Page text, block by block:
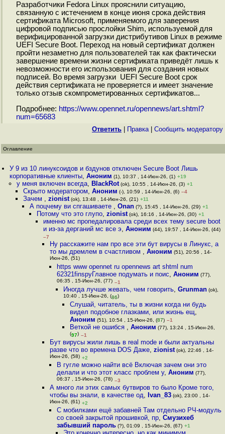
Разработчики Fedora Linux прояснили ситуацию,
связанную с истечением в конце июня срока действия
сертификата Microsoft, применяемого для заверения
цифровой подписью прослойки Shim, используемой для
верифицированной загрузки дистрибутивов Linux в режиме
UEFI Secure Boot. Переход на новый сертификат должен
пройти незаметно для пользователей так как фактически
завершение времени жизни сертификата приведёт лишь к
невозможности его использования для создания новых
подписей. Во время загрузки UEFI Secure Boot срок
действия сертификата не проверяется и имеет значение
только отзыв скомпрометированных сертификатов...
Подробнее: https://www.opennet.ru/opennews/art.shtml?
num=65683
Ответить Правка| Cообщить модератору
Оглавление
У 9 из 10 линуксоидов и бздунов отключен Secure Boot Лишь
корпоративные клиенты,Аноним (1), 10:37 , 14-Июн-26, (1) +19
у меня включен всегда, BlackRot(ok), 10:55 , 14-Июн-26, (3) +1
Скрыто модератором, Аноним (-), 10:59 , 14-Июн-26, (6) –4
Зачем , zionist(ok), 13:48 , 14-Июн-26, (21) +11
А поцчему ви спгашиваете ,Onan (?), 15:45 , 14-Июн-26, (29) +1
Потому что это глупо, zionist(ok), 16:16 , 14-Июн-26, (30) +1
именно мс пропедалировала среди всех тему secure boot
и из-за дерганий мс все э, Аноним (44), 19:57 , 14-Июн-26, (44)
–7
Ну расскажите нам про все эти бут вирусы в Линукс, а
то мы дремлем в счастливом ,Аноним (51), 20:56 , 14-
Июн-26, (51)
https www opennet ru opennews art shtml num
62321finspyГлавное подумать и поис, Аноним (77),
06:35 , 15-Июн-26, (77) –1
Иногда лучше жевать, чем говорить, Grunman(ok),
10:40 , 15-Июн-26, (86)
Слушай, читатель, ты в жизни когда ни будь
видел подобное глазками, или жизнь ещ,
Аноним (51), 10:54 , 15-Июн-26, (87) –1
Веткой не ошибся ,Аноним (77), 13:24 , 15-Июн-26,
(97) –1
Бут вирусы жили лишь в real mode и были актуальны
разве что во времена DOS Даже,zionist (ok), 22:46 , 14-
Июн-26, (58) +2
В гугле можно найти всё Включая зачем они это
делали и что этот класс проблем у, Аноним (77),
06:37 , 15-Июн-26, (78) –3
А много ли этих самых бутвиров то было Кроме того,
чтобы вы знали, в качестве од, Ivan_83 (ok), 23:00 , 14-
Июн-26, (61) +2
С мобилками ещё забавней Там отдельно РЧ-модуль
со своей закрытой прошивкой, пр, Смузихеб
забывший пароль(?), 01:09 , 15-Июн-26, (67) +1